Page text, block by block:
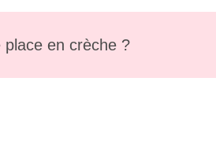
place en crèche ?